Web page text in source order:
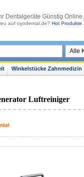
lhr Dentalgeräte Günstig
auf oyodental.de? Hot Produkte
Winkelstücke Zahnmedizin
Luftreiniger